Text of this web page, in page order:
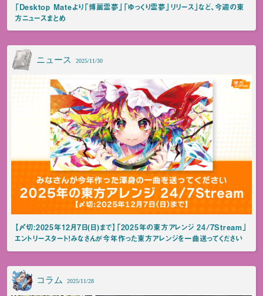
「Desktop Mateより「博麗霊夢」「ゆっくり霊夢」リリース」など、今週の東
方ニュースまとめ
ニュース 2025/11/30
【〆切:2025年12月7日(日)まで】「2025年の東方アレンジ 24/7Stream」
エントリースタート！みなさんが今年作った東方アレンジを一曲送ってください
コラム 2025/11/28